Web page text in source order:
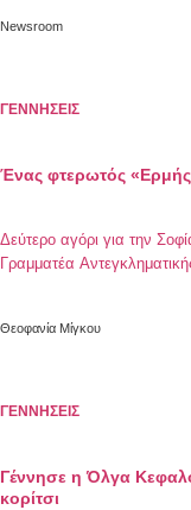
δομές, την κινητικότητα
Newsroom
ΓΕΝΝΗΣΕΙΣ
Ένας φτερωτός
Δεύτερο αγόρι για την
Γραμματέα
Θεοφανία Μίγκου
ΓΕΝΝΗΣΕΙΣ
Γέννησε η Όλγα
κορίτσι